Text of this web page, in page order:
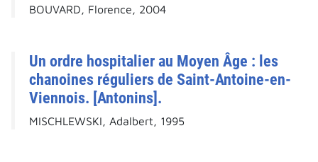
BOUVARD, Florence, 2004
Un ordre hospitalier au Moyen Âge : les
chanoines réguliers de Saint-Antoine-en-
Viennois. [Antonins].
MISCHLEWSKI, Adalbert, 1995